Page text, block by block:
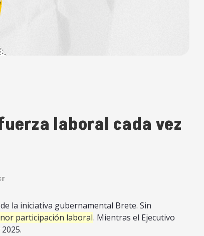
laboral cada vez
la iniciativa gubernamental Brete. Sin
participación laboral. Mientras el Ejecutivo